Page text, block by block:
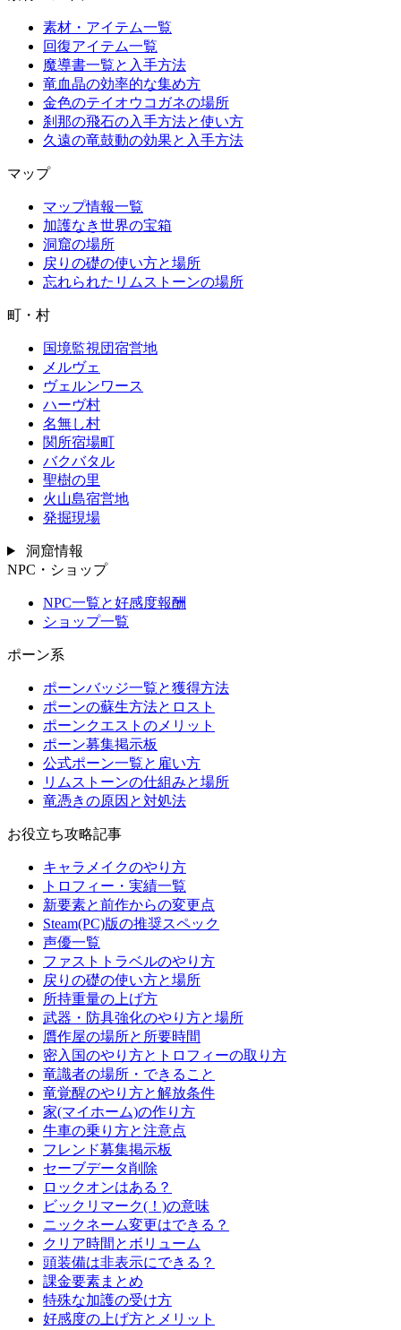
素材・アイテム一覧
回復アイテム一覧
魔導書一覧と入手方法
竜血晶の効率的な集め方
金色のテイオウコガネの場所
刹那の飛石の入手方法と使い方
久遠の竜鼓動の効果と入手方法
マップ
マップ情報一覧
加護なき世界の宝箱
洞窟の場所
戻りの礎の使い方と場所
忘れられたリムストーンの場所
町・村
国境監視団宿営地
メルヴェ
ヴェルンワース
ハーヴ村
名無し村
関所宿場町
バクバタル
聖樹の里
火山島宿営地
発掘現場
洞窟情報
NPC・ショップ
NPC一覧と好感度報酬
ショップ一覧
ポーン系
ポーンバッジ一覧と獲得方法
ポーンの蘇生方法とロスト
ポーンクエストのメリット
ポーン募集掲示板
公式ポーン一覧と雇い方
リムストーンの仕組みと場所
竜憑きの原因と対処法
お役立ち攻略記事
キャラメイクのやり方
トロフィー・実績一覧
新要素と前作からの変更点
Steam(PC)版の推奨スペック
声優一覧
ファストトラベルのやり方
戻りの礎の使い方と場所
所持重量の上げ方
武器・防具強化のやり方と場所
贋作屋の場所と所要時間
密入国のやり方とトロフィーの取り方
竜識者の場所・できること
竜覚醒のやり方と解放条件
家(マイホーム)の作り方
牛車の乗り方と注意点
フレンド募集掲示板
セーブデータ削除
ロックオンはある？
ビックリマーク(！)の意味
ニックネーム変更はできる？
クリア時間とボリューム
頭装備は非表示にできる？
課金要素まとめ
特殊な加護の受け方
好感度の上げ方とメリット